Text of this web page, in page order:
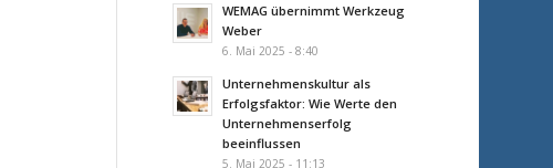
WEMAG übernimmt Werkzeug
Weber
6. Mai 2025 - 8:40
Unternehmenskultur als
Erfolgsfaktor: Wie Werte den
Unternehmenserfolg
beeinflussen
5. Mai 2025 - 11:13